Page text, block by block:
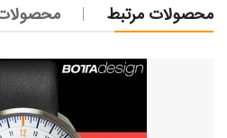
محصولات مرتبط